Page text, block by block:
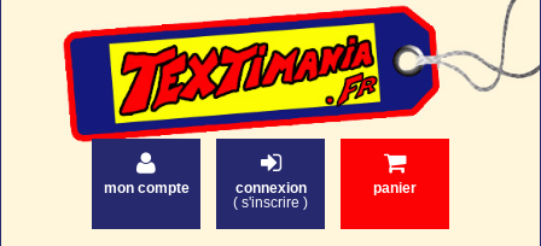
mon compte
connexion
( s'inscrire )
panier